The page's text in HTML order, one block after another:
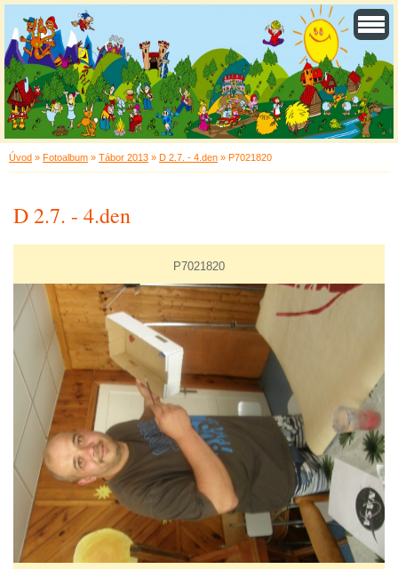
Úvod » Fotoalbum » Tábor 2013 » D 2.7. - 4.den » P7021820
D 2.7. - 4.den
P7021820